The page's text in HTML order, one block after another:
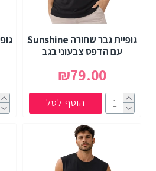
גופיית גבר שחורה Sunshine
עם הדפס צבעוני בגב
₪79.00
הוסף לסל